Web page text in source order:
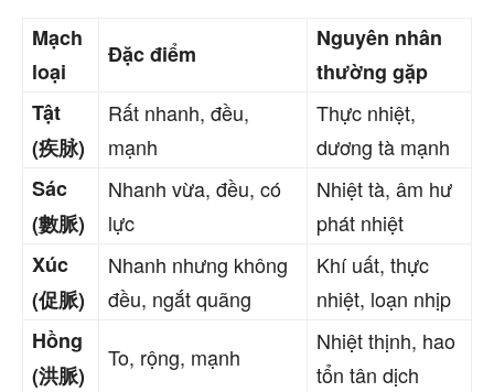
Mạch
loại
Đặc điểm
Nguyên nhân
thường gặp
Tật
(疾脉)
Rất nhanh, đều,
mạnh
Thực nhiệt,
dương tà mạnh
Sác
(數脈)
Nhanh vừa, đều, có
lực
Nhiệt tà, âm hư
phát nhiệt
Xúc
(促脈)
Nhanh nhưng không
đều, ngắt quãng
Khí uất, thực
nhiệt, loạn nhịp
Hồng
(洪脈)
To, rộng, mạnh
Nhiệt thịnh, hao
tổn tân dịch